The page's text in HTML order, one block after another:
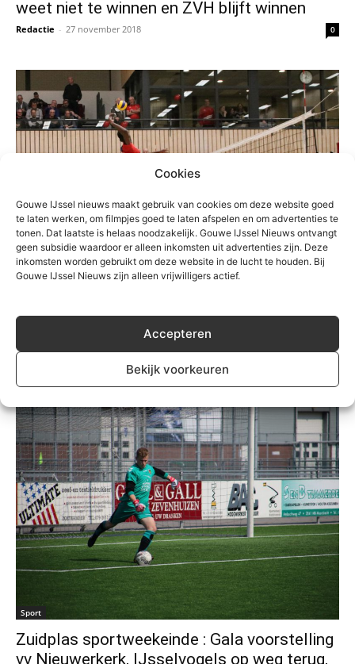
Cookies
Gouwe IJssel nieuws maakt gebruik van cookies om deze website goed
te laten werken, om filmpjes goed te laten afspelen en om advertenties te
tonen. Dat laatste is helaas noodzakelijk. Gouwe IJssel Nieuws ontvangt
geen subsidie waardoor er alleen inkomsten uit advertenties zijn. Deze
inkomsten worden gebruikt om deze website in de lucht te houden. Bij
Gouwe IJssel Nieuws zijn alleen vrijwilligers actief.
Accepteren
Bekijk voorkeuren
weet niet te winnen en ZVH blijft winnen
Redactie - 27 november 2018 0
Zuidplas sportweekeinde : ZVH wint derby
en CKV Nieuwerkerk start met verlies
18 november 2018
Sport
Zuidplas sportweekeinde : Gala voorstelling
vv Nieuwerkerk, IJsselvogels op weg terug,